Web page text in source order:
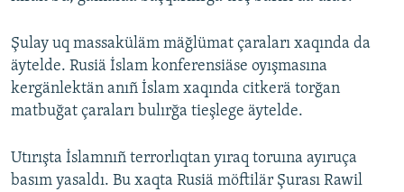
Şulay uq massaküläm mäğlümat çaraları xaqında da
äytelde. Rusiä İslam konferensiäse oyışmasına
kergänlektän anıñ İslam xaqında citkerä torğan
matbuğat çaraları bulırğa tieşlege äytelde.
Utırışta İslamnıñ terrorlıqtan yıraq toruına ayıruça
basım yasaldı. Bu xaqta Rusiä möftilär Şurası Rawil